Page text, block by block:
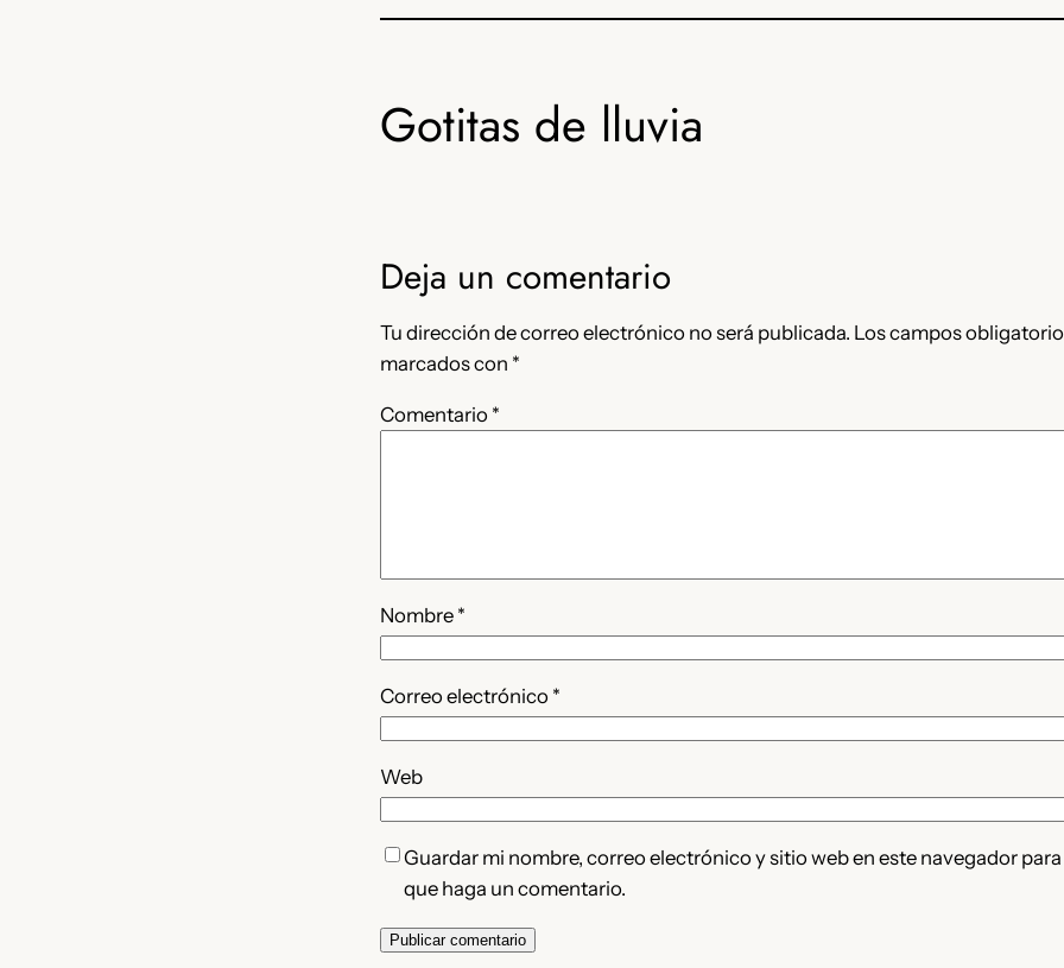
Gotitas de lluvia
Deja un comentario
Tu dirección de correo electrónico no será publicada. Los campos
marcados con *
Comentario *
Nombre *
Correo electrónico *
Web
Guardar mi nombre, correo electrónico y sitio web en este navegador
que haga un comentario.